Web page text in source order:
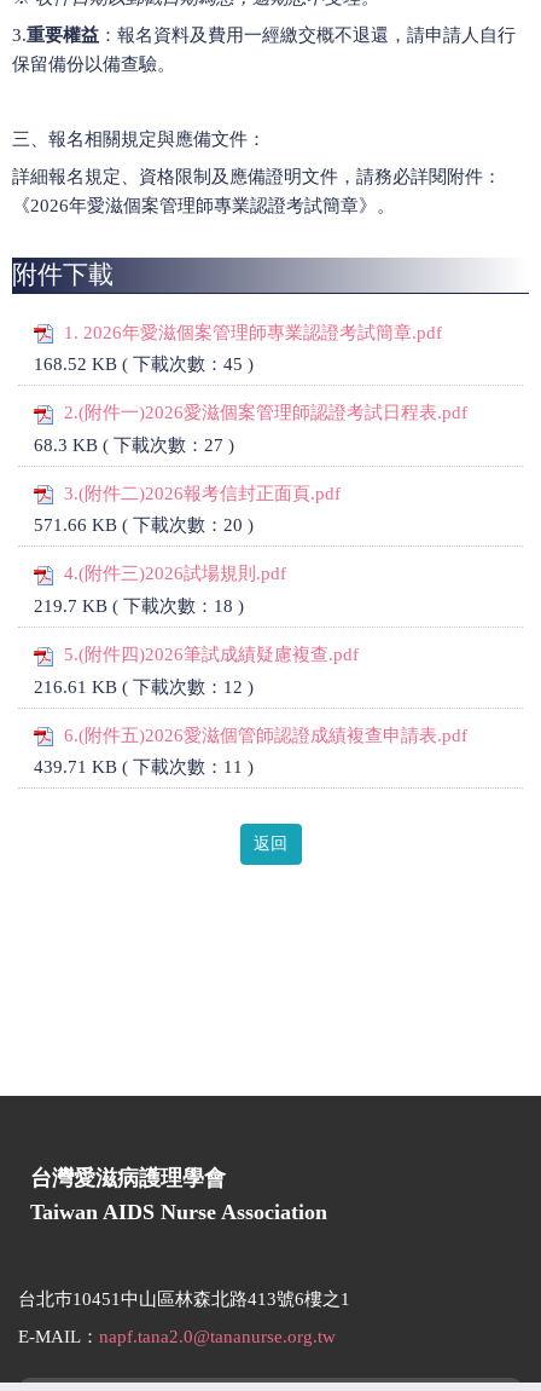
3.重要權益 ：報名資料及費用一經繳交概不退還，請申請人自行
保留備份以備查驗。
三、報名相關規定與應備文件：
詳細報名規定、資格限制及應備證明文件，請務必詳閱附件：
《2026年愛滋個案管理師專業認證考試簡章》。
附件下載
1. 2026年愛滋個案管理師專業認證考試簡章.pdf
168.52 KB ( 下載次數：45 )
2.(附件一)2026愛滋個案管理師認證考試日程表.pdf
68.3 KB ( 下載次數：27 )
3.(附件二)2026報考信封正面頁.pdf
571.66 KB ( 下載次數：20 )
4.(附件三)2026試場規則.pdf
219.7 KB ( 下載次數：18 )
5.(附件四)2026筆試成績疑慮複查.pdf
216.61 KB ( 下載次數：12 )
6.(附件五)2026愛滋個管師認證成績複查申請表.pdf
439.71 KB ( 下載次數：11 )
返回
台灣愛滋病護理學會
Taiwan AIDS Nurse Association
台北巿10451中山區林森北路413號6樓之1
E-MAIL： napf.tana2.0@tananurse.org.tw